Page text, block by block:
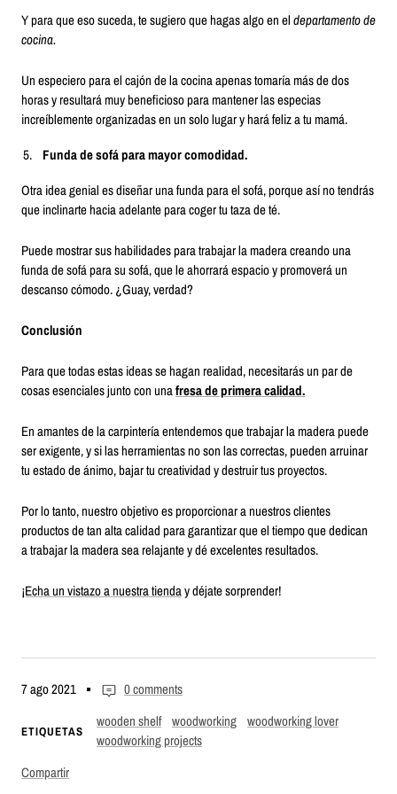
7 ago 2021 0 comments
ETIQUETAS
wooden shelf woodworking woodworking lover
woodworking projects
Compartir
Y para que eso suceda, te sugiero que hagas algo en eldepartamento de
cocina.
Un especiero para el cajón de la cocina apenas tomaría más de dos
horas y resultará muy beneficioso para mantener las especias
increíblemente organizadas en un solo lugar y hará feliz a tu mamá.
Funda de sofá para mayor comodidad.
Otra idea genial es diseñar una funda para el sofá, porque así no tendrás
que inclinarte hacia adelante para coger tu taza de té.
Puede mostrar sus habilidades para trabajar la madera creando una
funda de sofá para su sofá, que le ahorrará espacio y promoverá un
descanso cómodo. ¿Guay, verdad?
Conclusión
Para que todas estas ideas se hagan realidad, necesitarás un par de
cosas esenciales junto con unafresa de primera calidad.
En amantes de la carpintería entendemos que trabajar la madera puede
ser exigente, y si las herramientas no son las correctas, pueden arruinar
tu estado de ánimo, bajar tu creatividad y destruir tus proyectos.
Por lo tanto, nuestro objetivo es proporcionar a nuestros clientes
productos de tan alta calidad para garantizar que el tiempo que dedican
a trabajar la madera sea relajante y dé excelentes resultados.
¡Echa un vistazo a nuestra tienday déjate sorprender!